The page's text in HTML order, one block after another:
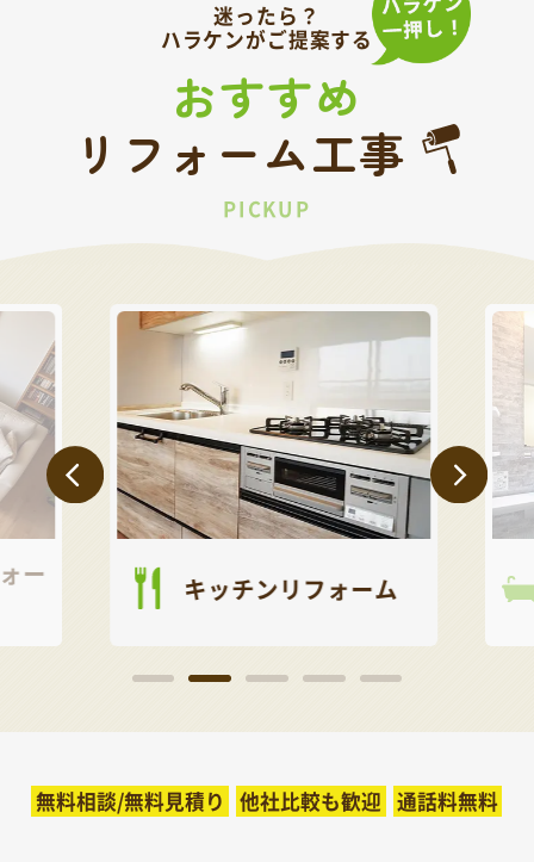
迷ったら？
ハラケンがご提案する
おすすめ
リフォーム工事
PICKUP
ー キッチンリフォーム
無料相談/無料見積り 他社比較も歓迎 通話料無料